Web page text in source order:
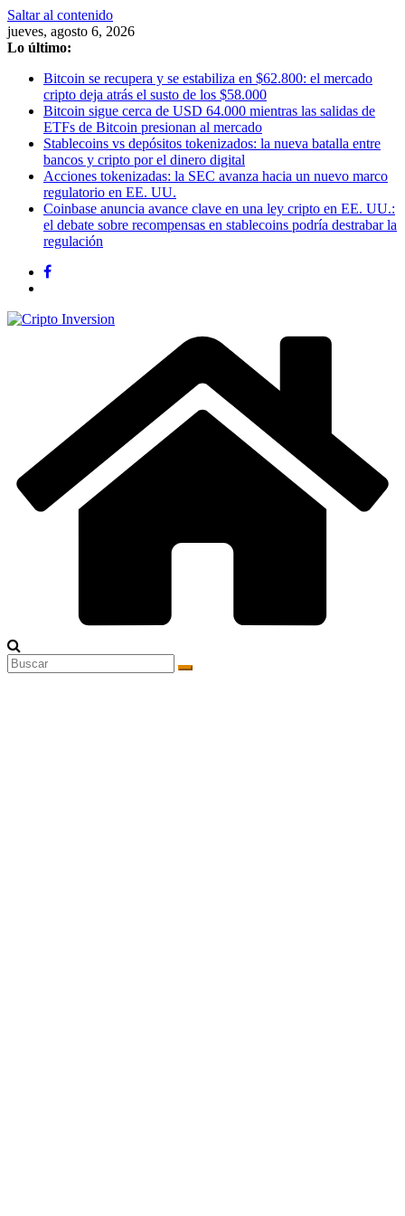
Saltar al contenido
jueves, agosto 6, 2026
Lo último:
Bitcoin se recupera y se estabiliza en $62.800: el mercado
cripto deja atrás el susto de los $58.000
Bitcoin sigue cerca de USD 64.000 mientras las salidas de
ETFs de Bitcoin presionan al mercado
Stablecoins vs depósitos tokenizados: la nueva batalla entre
bancos y cripto por el dinero digital
Acciones tokenizadas: la SEC avanza hacia un nuevo marco
regulatorio en EE. UU.
Coinbase anuncia avance clave en una ley cripto en EE. UU.:
el debate sobre recompensas en stablecoins podría destrabar la
regulación